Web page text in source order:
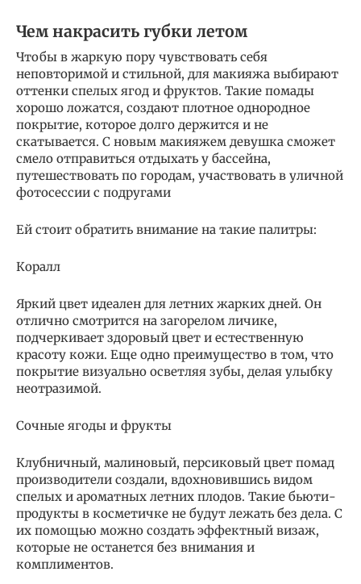
Чем накрасить губки летом
Чтобы в жаркую пору чувствовать себя
неповторимой и стильной, для макияжа выбирают
оттенки спелых ягод и фруктов. Такие помады
хорошо ложатся, создают плотное однородное
покрытие, которое долго держится и не
скатывается. С новым макияжем девушка сможет
смело отправиться отдыхать у бассейна,
путешествовать по городам, участвовать в уличной
фотосессии с подругами
Ей стоит обратить внимание на такие палитры:
Коралл
Яркий цвет идеален для летних жарких дней. Он
отлично смотрится на загорелом личике,
подчеркивает здоровый цвет и естественную
красоту кожи. Еще одно преимущество в том, что
покрытие визуально осветляя зубы, делая улыбку
неотразимой.
Сочные ягоды и фрукты
Клубничный, малиновый, персиковый цвет помад
производители создали, вдохновившись видом
спелых и ароматных летних плодов. Такие бьюти-
продукты в косметичке не будут лежать без дела. С
их помощью можно создать эффектный визаж,
которые не останется без внимания и
комплиментов.